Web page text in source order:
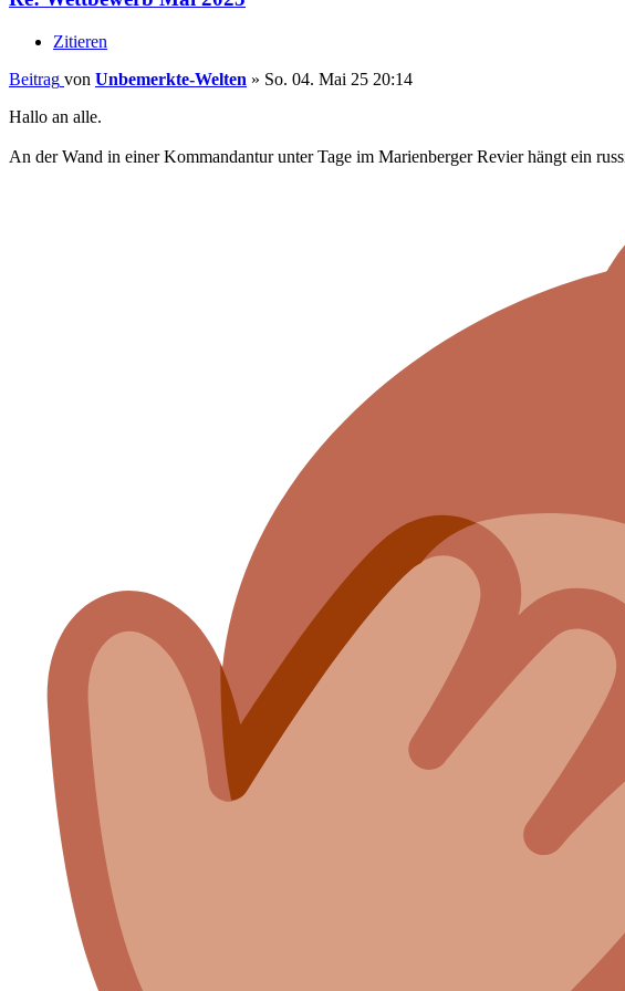
Zitieren
Beitrag von Unbemerkte-Welten » So. 04. Mai 25 20:14
Hallo an alle.
An der Wand in einer Kommandantur unter Tage im Marienberger Revier hängt ein